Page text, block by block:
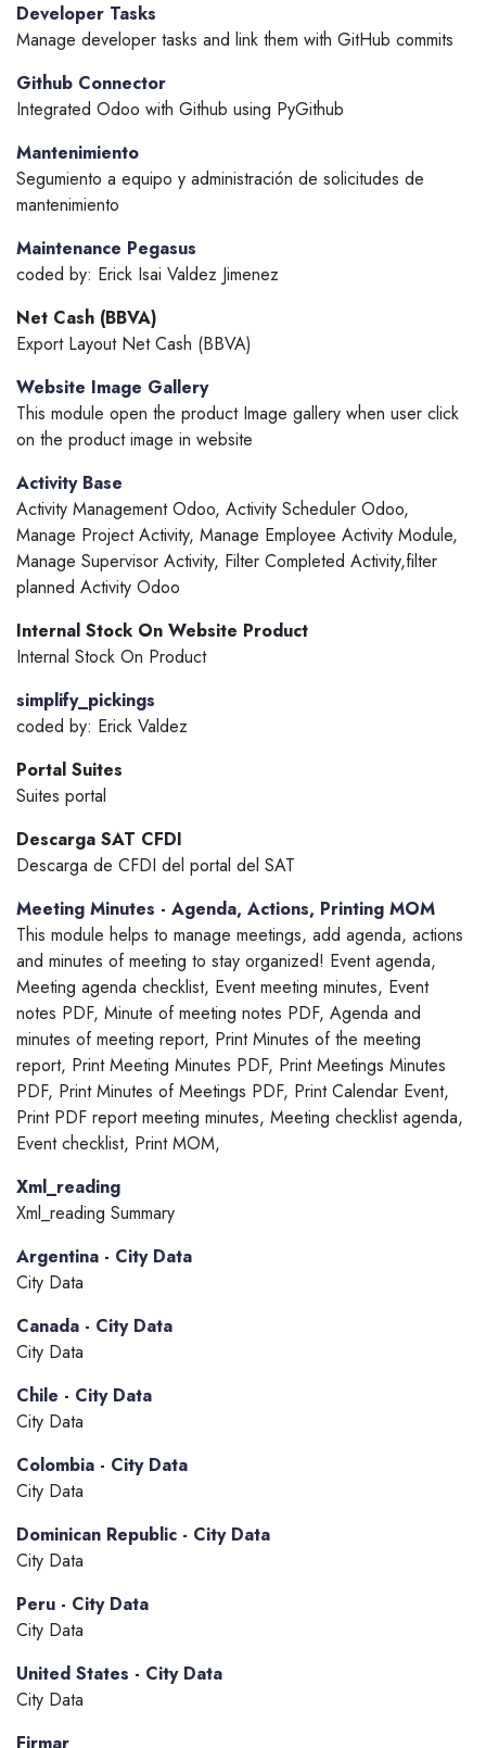
Developer Tasks
Manage developer tasks and link them with GitHub commits
Github Connector
Integrated Odoo with Github using PyGithub
Mantenimiento
Segumiento a equipo y administración de solicitudes de
mantenimiento
Maintenance Pegasus
coded by: Erick Isai Valdez Jimenez
Net Cash (BBVA)
Export Layout Net Cash (BBVA)
Website Image Gallery
This module open the product Image gallery when user click
on the product image in website
Activity Base
Activity Management Odoo, Activity Scheduler Odoo,
Manage Project Activity, Manage Employee Activity Module,
Manage Supervisor Activity, Filter Completed Activity,filter
planned Activity Odoo
Internal Stock On Website Product
Internal Stock On Product
simplify_pickings
coded by: Erick Valdez
Portal Suites
Suites portal
Descarga SAT CFDI
Descarga de CFDI del portal del SAT
Meeting Minutes - Agenda, Actions, Printing MOM
This module helps to manage meetings, add agenda, actions
and minutes of meeting to stay organized! Event agenda,
Meeting agenda checklist, Event meeting minutes, Event
notes PDF, Minute of meeting notes PDF, Agenda and
minutes of meeting report, Print Minutes of the meeting
report, Print Meeting Minutes PDF, Print Meetings Minutes
PDF, Print Minutes of Meetings PDF, Print Calendar Event,
Print PDF report meeting minutes, Meeting checklist agenda,
Event checklist, Print MOM,
Xml_reading
Xml_reading Summary
Argentina - City Data
City Data
Canada - City Data
City Data
Chile - City Data
City Data
Colombia - City Data
City Data
Dominican Republic - City Data
City Data
Peru - City Data
City Data
United States - City Data
City Data